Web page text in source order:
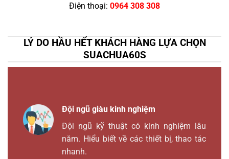
Điện thoại: 0964 308 308
LÝ DO HẦU HẾT KHÁCH HÀNG LỰA CHỌN
SUACHUA60S
Đội ngũ giàu kinh nghiệm
Đội ngũ kỹ thuật có kinh nghiệm lâu
năm. Hiểu biết về các thiết bị, thao tác
nhanh.